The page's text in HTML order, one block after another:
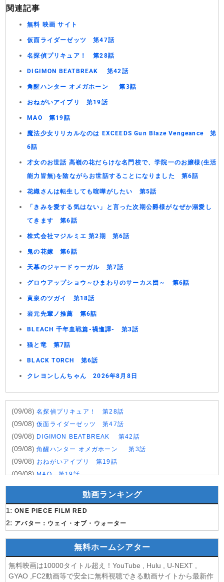
関連記事
無料 映画 サイト
仮面ライダーゼッツ 第47話
名探偵プリキュア！ 第28話
DIGIMON BEATBREAK 第42話
角醒ハンター オメガホーン 第3話
おねがいアイプリ 第19話
MAO 第19話
魔法少女リリカルなのは EXCEEDS Gun Blaze Vengeance 第
6話
才女のお世話 高嶺の花だらけな名門校で、学院一のお嬢様(生活
能力皆無)を陰ながらお世話することになりました 第6話
花織さんは転生しても喧嘩がしたい 第5話
「きみを愛する気はない」と言った次期公爵様がなぜか溺愛し
てきます 第6話
株式会社マジルミエ 第2期 第6話
鬼の花嫁 第6話
天幕のジャードゥーガル 第7話
グロウアップショウ～ひまわりのサーカス団～ 第6話
黄泉のツガイ 第18話
岩元先輩ノ推薦 第6話
BLEACH 千年血戦篇-禍進譚- 第3話
猫と竜 第7話
BLACK TORCH 第6話
クレヨンしんちゃん 2026年8月8日
(09/08)名探偵プリキュア！ 第28話
(09/08)仮面ライダーゼッツ 第47話
(09/08) DIGIMON BEATBREAK 第42話
(09/08)角醒ハンター オメガホーン 第3話
(09/08) おねがいアイプリ 第19話
(09/08)MAO 第19話
(09/08)才女のお世話 高嶺の花だらけな名門校で、学院一のお嬢様
(生活能力皆無)を陰ながらお世話することになりました 第6話
(09/08)魔法少女リリカルなのは EXCEEDS Gun Blaze
Vengeance 第6話
(09/08)「きみを愛する気はない」と言った次期公爵様がなぜか溺
愛してきます 第6話
(09/08)花織さんは転生しても喧嘩がしたい 第5話
(08/08)株式会社マジルミエ 第2期 第6話
動画ランキング
1: ONE PIECE FILM RED
2: アバター：ウェイ・オブ・ウォーター
無料ホームシアター
無料映画は10000タイトル超え！YouTube , Hulu , U-NEXT ,
GYAO ,FC2動画等で安全に無料視聴できる動画サイトから最新作